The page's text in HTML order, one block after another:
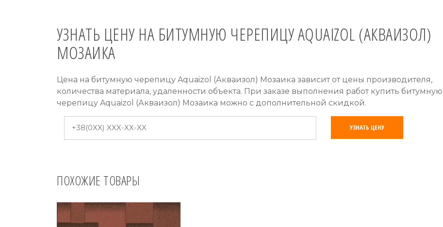
УЗНАТЬ ЦЕНУ НА БИТУМНУЮ ЧЕРЕПИЦУ AQUAIZOL (АКВАИЗОЛ)
МОЗАИКА
Цена на битумную черепицу Aquaizol (Акваизол) Мозаика зависит от цены производителя,
количества материала, удаленности объекта. При заказе выполнения работ купить битумную
черепицу Aquaizol (Акваизол) Мозаика можно с дополнительной скидкой.
УЗНАТЬ ЦЕНУ
ПОХОЖИЕ ТОВАРЫ